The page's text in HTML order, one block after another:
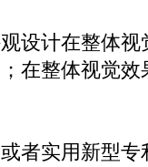
计在整体视
在整体视觉
者实用新型专